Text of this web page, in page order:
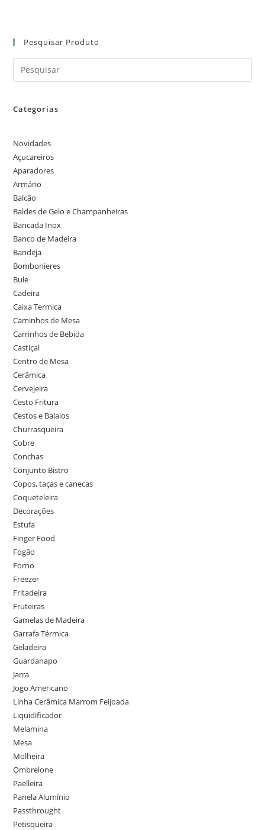
Pesquisar Produto
Categorias
Novidades
Açucareiros
Aparadores
Armário
Balcão
Baldes de Gelo e Champanheiras
Bancada Inox
Banco de Madeira
Bandeja
Bombonieres
Bule
Cadeira
Caixa Termica
Caminhos de Mesa
Carrinhos de Bebida
Castiçal
Centro de Mesa
Cerâmica
Cervejeira
Cesto Fritura
Cestos e Balaios
Churrasqueira
Cobre
Conchas
Conjunto Bistro
Copos, taças e canecas
Coqueteleira
Decorações
Estufa
Finger Food
Fogão
Forno
Freezer
Fritadeira
Fruteiras
Gamelas de Madeira
Garrafa Térmica
Geladeira
Guardanapo
Jarra
Jogo Americano
Linha Cerâmica Marrom Feijoada
Liquidificador
Melamina
Mesa
Molheira
Ombrelone
Paelleira
Panela Alumínio
Passthrought
Petisqueira